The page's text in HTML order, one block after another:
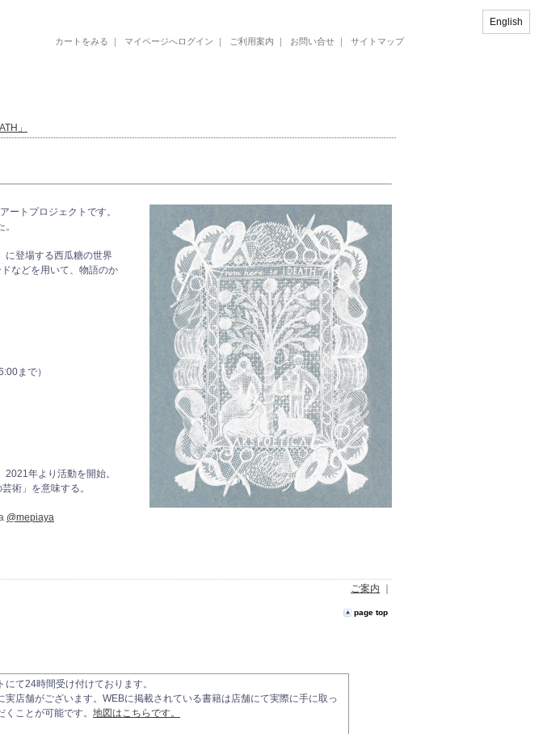
カートをみる ｜ マイページへログイン ｜ ご利用案内 ｜ お問い合せ ｜ サイトマップ
」
ートプロジェクトです。
に登場する西瓜糖の世界
などを用いて、物語のか
まで）
年より活動を開始。
術」を意味する。
@mepiaya
ご案内
page top
にて24時間受け付けております。
実店舗がございます。WEBに掲載されている書籍は店舗にて実際に手に取っ
くことが可能です。 地図はこちらです。
English